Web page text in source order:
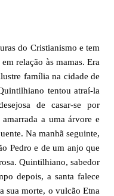
do Cristianismo e tem
relação às mamas. Era
família na cidade de
tentou atraí-la
de casar-se por
a uma árvore e
Na manhã seguinte,
Pedro e de um anjo que
Quintilhiano, sabedor
depois, a santa falece
sua morte, o vulcão Etna